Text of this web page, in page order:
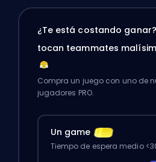
¿Te está costando
tocan teammates
Compra un juego con uno de
jugadores PRO.
Un game
Tiempo de espera medio